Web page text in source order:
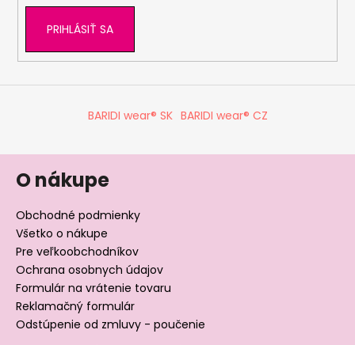
PRIHLÁSIŤ SA
BARIDI wear® SK BARIDI wear® CZ
O nákupe
Obchodné podmienky
Všetko o nákupe
Pre veľkoobchodníkov
Ochrana osobnych údajov
Formulár na vrátenie tovaru
Reklamačný formulár
Odstúpenie od zmluvy - poučenie